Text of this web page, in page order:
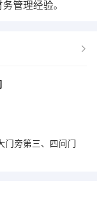
管理经验。
门旁第三、四间门